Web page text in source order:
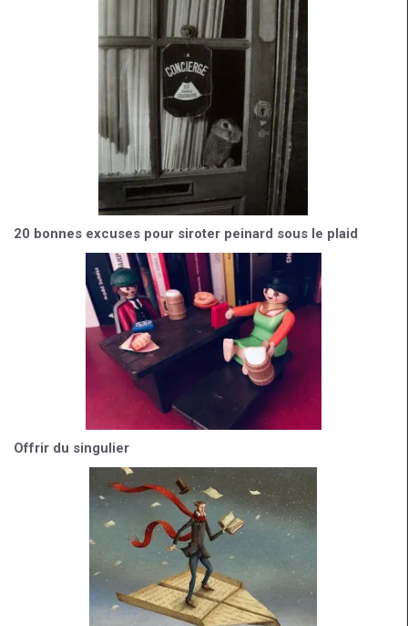
20 bonnes excuses pour siroter peinard sous le plaid
Offrir du singulier